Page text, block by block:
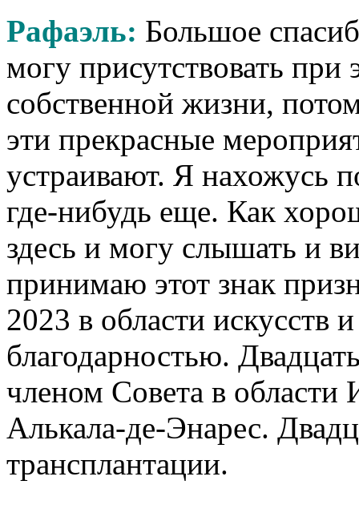
Рафаэль: Большое
могу присутствовать
собственной жизни,
эти прекрасные
устраивают. Я нахожусь
где-нибудь еще. Как
здесь и могу слышать и
принимаю этот знак
2023 в области искусств
благодарностью.
членом Совета в области
Алькала-де-Энарес.
трансплантации.